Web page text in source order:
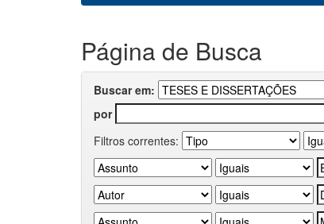
Página de Busca
Buscar em:
por
Filtros correntes: